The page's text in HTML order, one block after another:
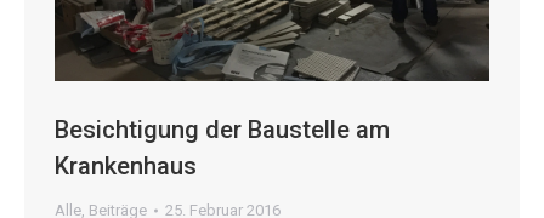
Besichtigung der Baustelle am
Krankenhaus
Alle, Beiträge 25. Februar 2016